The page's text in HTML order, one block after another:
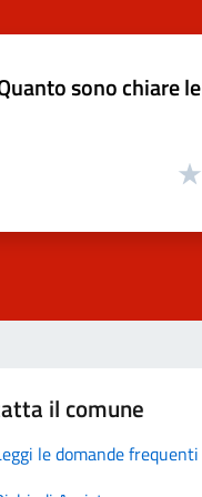
sono chiare
il comune
le domande frequenti